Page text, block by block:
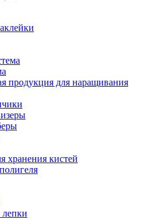
продукция для наращивания
хранения кистей